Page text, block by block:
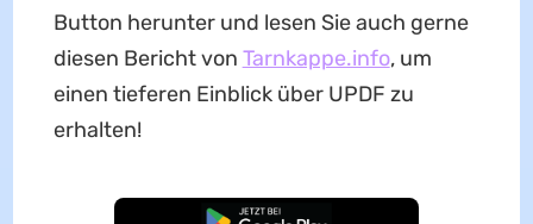
Button herunter und lesen Sie auch gerne
diesen Bericht von Tarnkappe.info, um
einen tieferen Einblick über UPDF zu
erhalten!